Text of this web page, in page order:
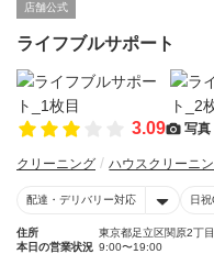
店舗公式
ライフブルサポート
3.09 写真
クリーニング ハウスクリーニ
配達・デリバリー対応 日祝
住所
東京都足立区関原2丁
本日の営業状況 9:00〜19:00